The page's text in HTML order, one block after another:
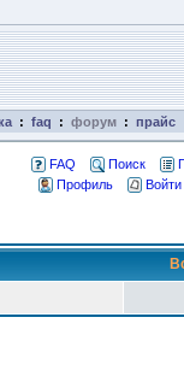
: faq : форум : прайс
FAQ Поиск
Профиль